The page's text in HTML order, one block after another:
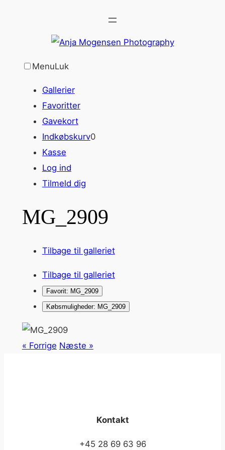
MenuLuk
Gallerier
Favoritter
Gavekort
Indkøbskurv0
Kasse
Log ind
Tilmeld dig
MG_2909
Tilbage til galleriet
Tilbage til galleriet
Favorit: MG_2909
Købsmuligheder: MG_2909
« Forrige Næste »
Kontakt
+45 28 69 63 96